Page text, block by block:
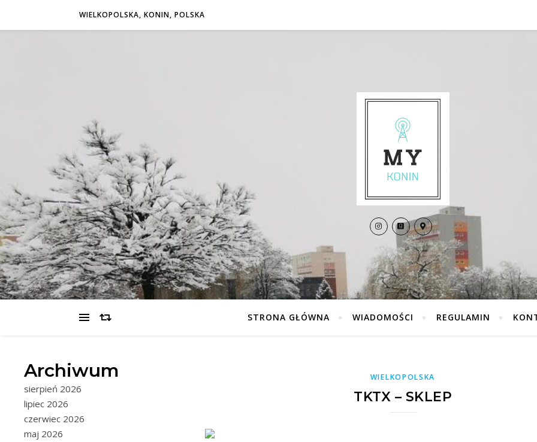
WIELKOPOLSKA, KONIN, POLSKA
STRONA GŁÓWNA WIADOMOŚCI REGULAMIN
Archiwum
sierpień 2026
lipiec 2026
czerwiec 2026
maj 2026
WIELKOPOLSKA
TKTX – SKLEP